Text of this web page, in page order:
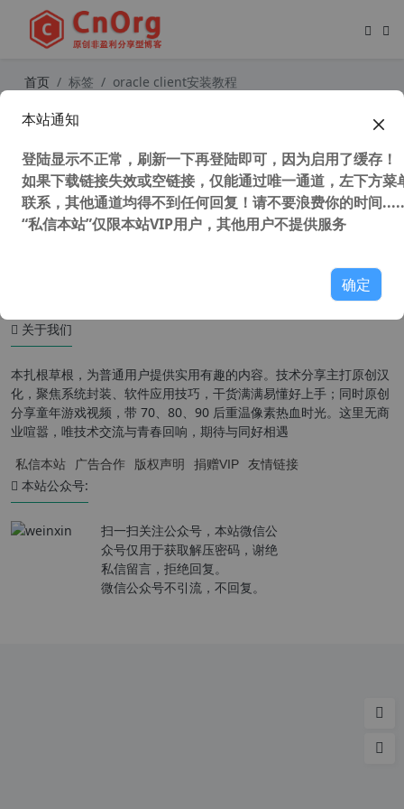
首页 标签 oracle client安装教程
关于我们
本扎根草根，为普通用户提供实用有趣的内容。技术分享主打原创汉
化，聚焦系统封装、软件应用技巧，干货满满易懂好上手；同时原创
分享童年游戏视频，带 70、80、90 后重温像素热血时光。这里无商
业喧嚣，唯技术交流与青春回响，期待与同好相遇
私信本站 广告合作 版权声明 捐赠VIP 友情链接
本站公众号:
扫一扫关注公众号，本站微信公
众号仅用于获取解压密码，谢绝
私信留言，拒绝回复。
微信公众号不引流，不回复。
本站通知
登陆显示不正常，刷新一下再登陆即可，因为启用了缓存！
如果下载链接失效或空链接，仅能通过唯一通道，左下方菜
联系，其他通道均得不到任何回复！请不要浪费你的时间
“私信本站”仅限本站VIP用户，其他用户不提供服务
确定